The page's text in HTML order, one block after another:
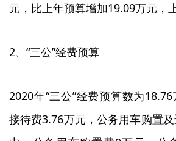
元，比上年预算增加19.09万元，
2、“三公”经费预算
2020年“三公”经费预算数为
接待费3.76万元，公务用车购置